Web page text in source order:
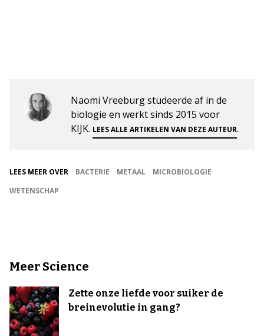
Naomi Vreeburg studeerde af in de
biologie en werkt sinds 2015 voor
KIJK. LEES ALLE ARTIKELEN VAN DEZE AUTEUR.
LEES MEER OVER BACTERIE METAAL
MICROBIOLOGIE
WETENSCHAP
Meer Science
Zette onze liefde voor suiker de
breinevolutie in gang?